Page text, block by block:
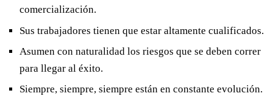
comercialización.
Sus trabajadores tienen que estar altamente cualificados.
Asumen con naturalidad los riesgos que se deben correr
para llegar al éxito.
Siempre, siempre, siempre están en constante evolución.